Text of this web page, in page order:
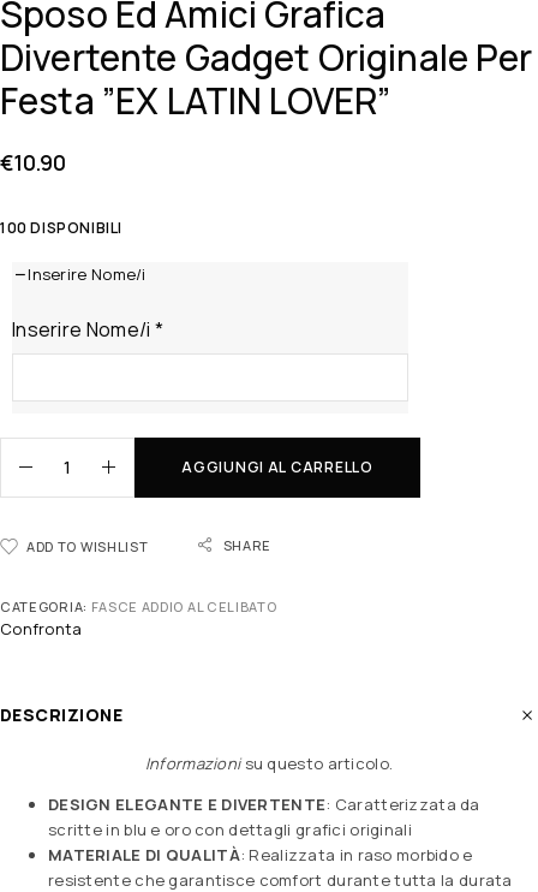
Sposo Ed Amici Grafica
Divertente Gadget Originale Per
Festa ”EX LATIN LOVER”
€10.90
100 DISPONIBILI
Inserire Nome/i
Inserire Nome/i *
AGGIUNGI AL CARRELLO
ADD TO WISHLIST SHARE
CATEGORIA: FASCE ADDIO AL CELIBATO
Confronta
DESCRIZIONE
Informazionisu questo articolo.
DESIGN ELEGANTE E DIVERTENTE: Caratterizzata da
scritte in blu e oro con dettagli grafici originali
MATERIALE DI QUALITÀ: Realizzata in raso morbido e
resistente che garantisce comfort durante tutta la durata